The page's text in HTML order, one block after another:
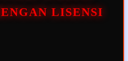
LISENSI